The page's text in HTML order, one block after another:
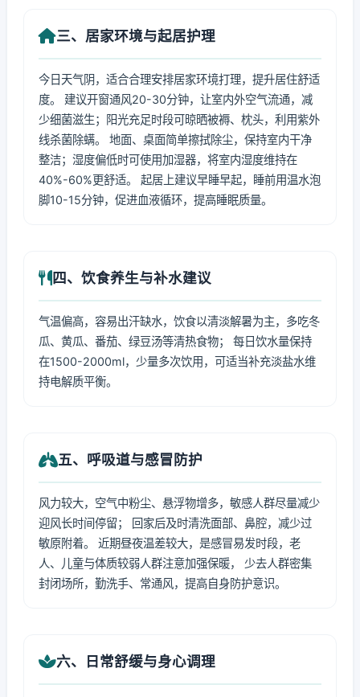
三、居家环境与起居护理
今日天气阴，适合合理安排居家环境打理，提升居住舒适
度。 建议开窗通风20-30分钟，让室内外空气流通，减
少细菌滋生；阳光充足时段可晾晒被褥、枕头，利用紫外
线杀菌除螨。 地面、桌面简单擦拭除尘，保持室内干净
整洁；湿度偏低时可使用加湿器，将室内湿度维持在
40%-60%更舒适。 起居上建议早睡早起，睡前用温水泡
脚10-15分钟，促进血液循环，提高睡眠质量。
四、饮食养生与补水建议
气温偏高，容易出汗缺水，饮食以清淡解暑为主，多吃冬
瓜、黄瓜、番茄、绿豆汤等清热食物； 每日饮水量保持
在1500-2000ml，少量多次饮用，可适当补充淡盐水维
持电解质平衡。
五、呼吸道与感冒防护
风力较大，空气中粉尘、悬浮物增多，敏感人群尽量减少
迎风长时间停留； 回家后及时清洗面部、鼻腔，减少过
敏原附着。 近期昼夜温差较大，是感冒易发时段，老
人、儿童与体质较弱人群注意加强保暖， 少去人群密集
封闭场所，勤洗手、常通风，提高自身防护意识。
六、日常舒缓与身心调理